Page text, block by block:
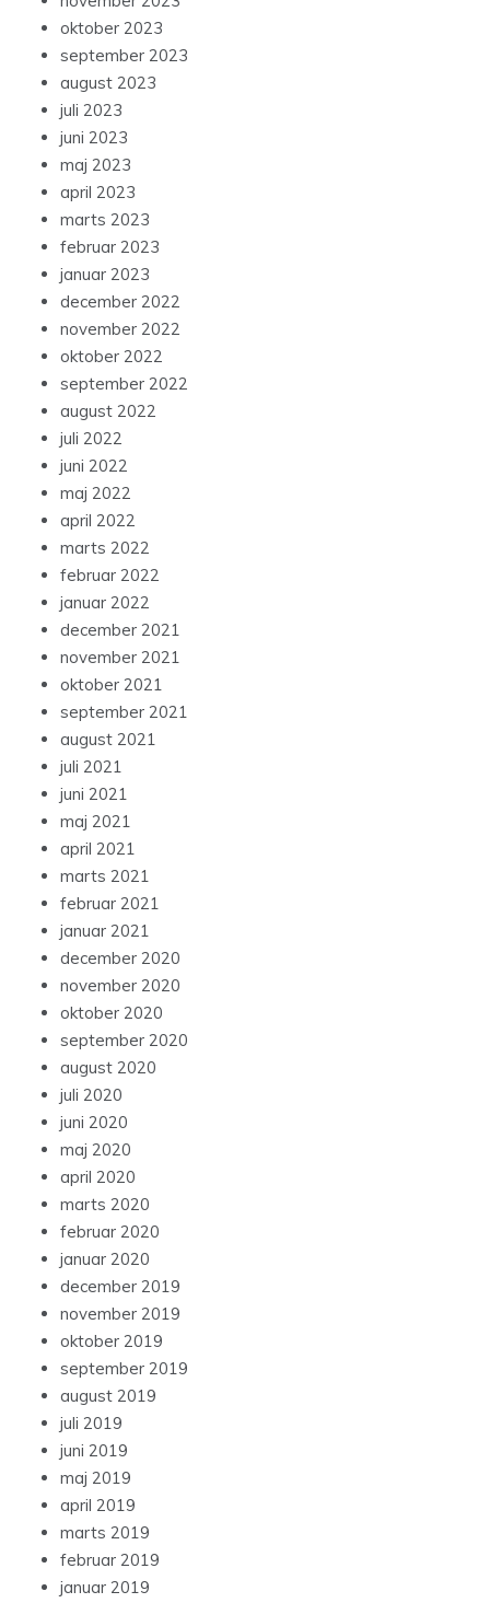
oktober 2023
september 2023
august 2023
juli 2023
juni 2023
maj 2023
april 2023
marts 2023
februar 2023
januar 2023
december 2022
november 2022
oktober 2022
september 2022
august 2022
juli 2022
juni 2022
maj 2022
april 2022
marts 2022
februar 2022
januar 2022
december 2021
november 2021
oktober 2021
september 2021
august 2021
juli 2021
juni 2021
maj 2021
april 2021
marts 2021
februar 2021
januar 2021
december 2020
november 2020
oktober 2020
september 2020
august 2020
juli 2020
juni 2020
maj 2020
april 2020
marts 2020
februar 2020
januar 2020
december 2019
november 2019
oktober 2019
september 2019
august 2019
juli 2019
juni 2019
maj 2019
april 2019
marts 2019
februar 2019
januar 2019